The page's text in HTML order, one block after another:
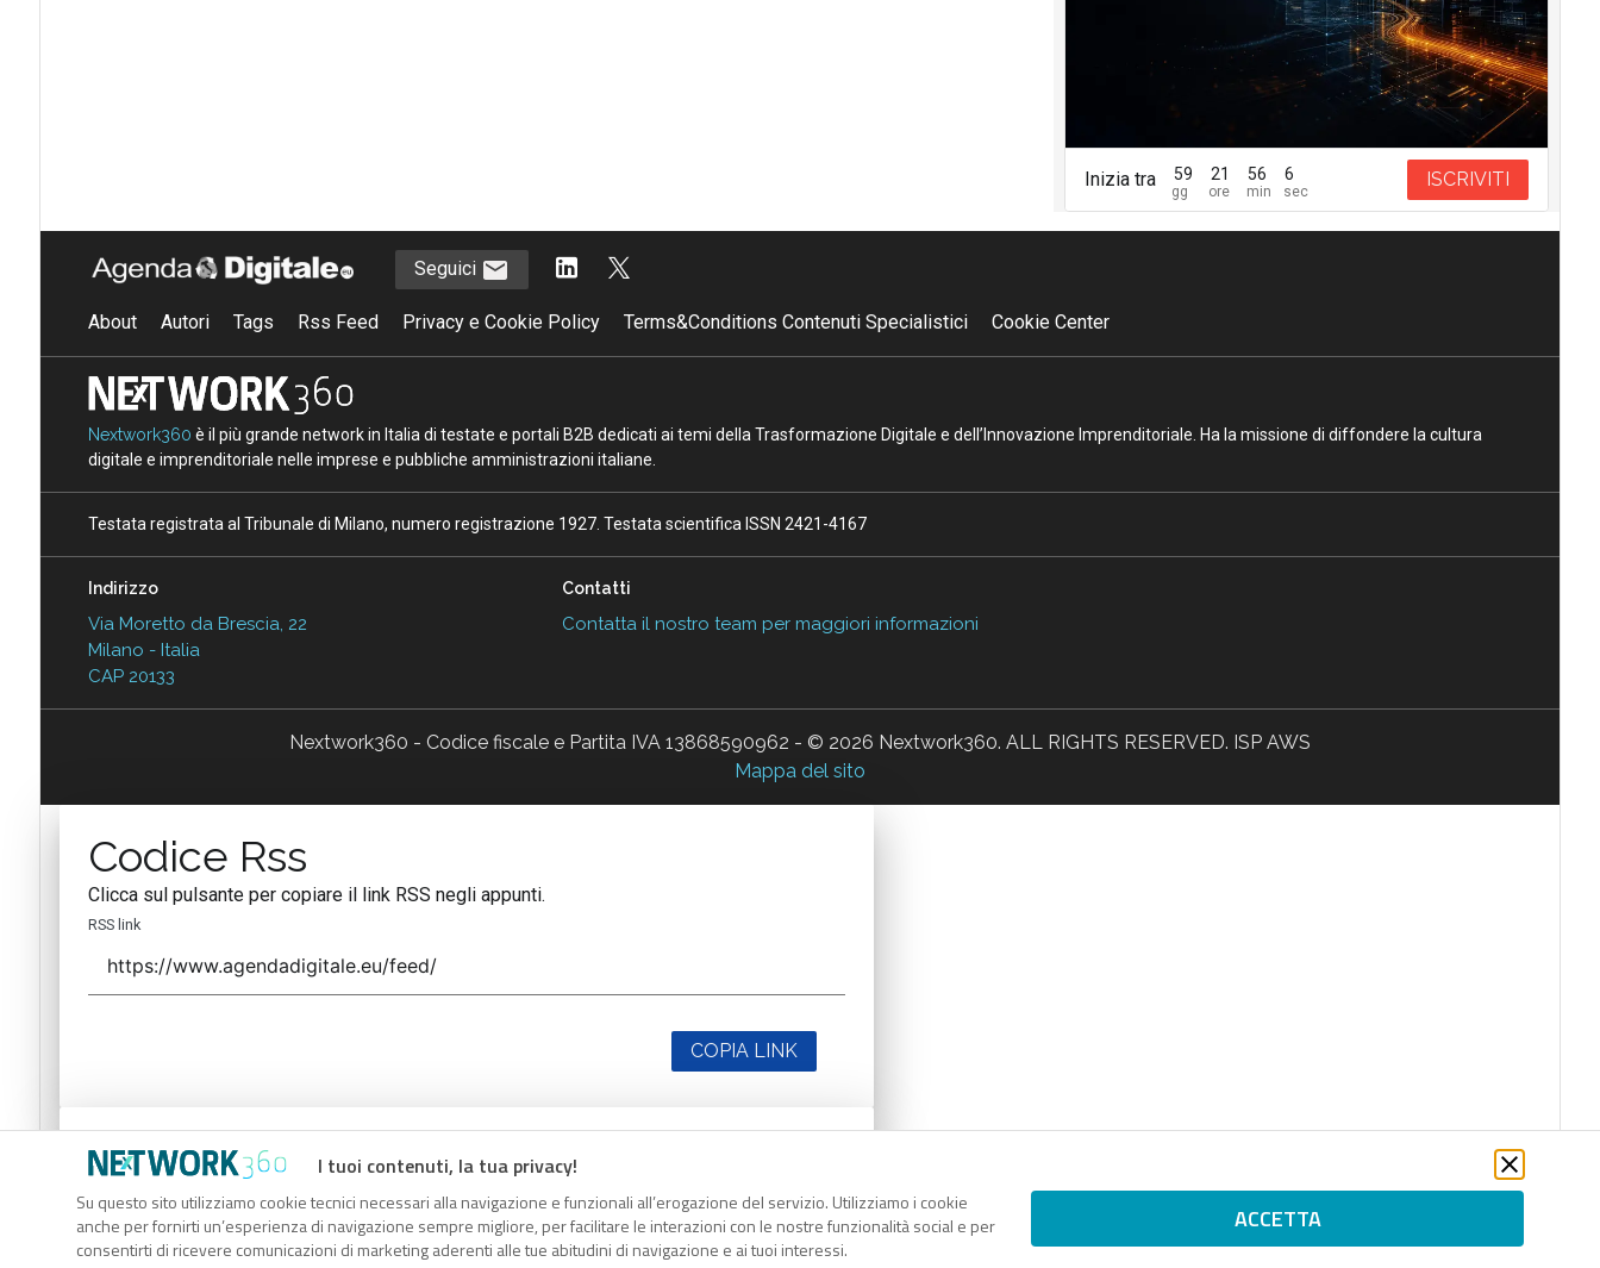
Inizia tra 59 21 56 5 ISCRIVITI
I tuoi contenuti, la tua privacy!
Su questo sito utilizziamo cookie tecnici necessari alla navigazione e funzionali all’erogazione del servizio. Utilizziamo i cookie
anche per fornirti un’esperienza di navigazione sempre migliore, per facilitare le interazioni con le nostre funzionalità social e per
consentirti di ricevere comunicazioni di marketing aderenti alle tue abitudini di navigazione e ai tuoi interessi.
ACCETTA
Seguici
About Autori Tags Rss Feed Privacy e Cookie Policy Terms&Conditions Contenuti Specialistici Cookie Center
Nextwork360 è il più grande network in Italia di testate e portali B2B dedicati ai temi della Trasformazione Digitale e dell’Innovazione Imprenditoriale. Ha la missione di diffondere la cultura
digitale e imprenditoriale nelle imprese e pubbliche amministrazioni italiane.
Testata registrata al Tribunale di Milano, numero registrazione 1927. Testata scientifica ISSN 2421-4167
Indirizzo
Via Moretto da Brescia, 22
Milano - Italia
CAP 20133
Contatti
Contatta il nostro team per maggiori informazioni
Nextwork360 - Codice fiscale e Partita IVA 13868590962 - © 2026 Nextwork360. ALL RIGHTS RESERVED. ISP AWS
Mappa del sito
Codice Rss
Clicca sul pulsante per copiare il link RSS negli appunti.
RSS link
COPIA LINK
Codice Rss
Clicca sul pulsante per copiare il link RSS negli appunti.
RSS link